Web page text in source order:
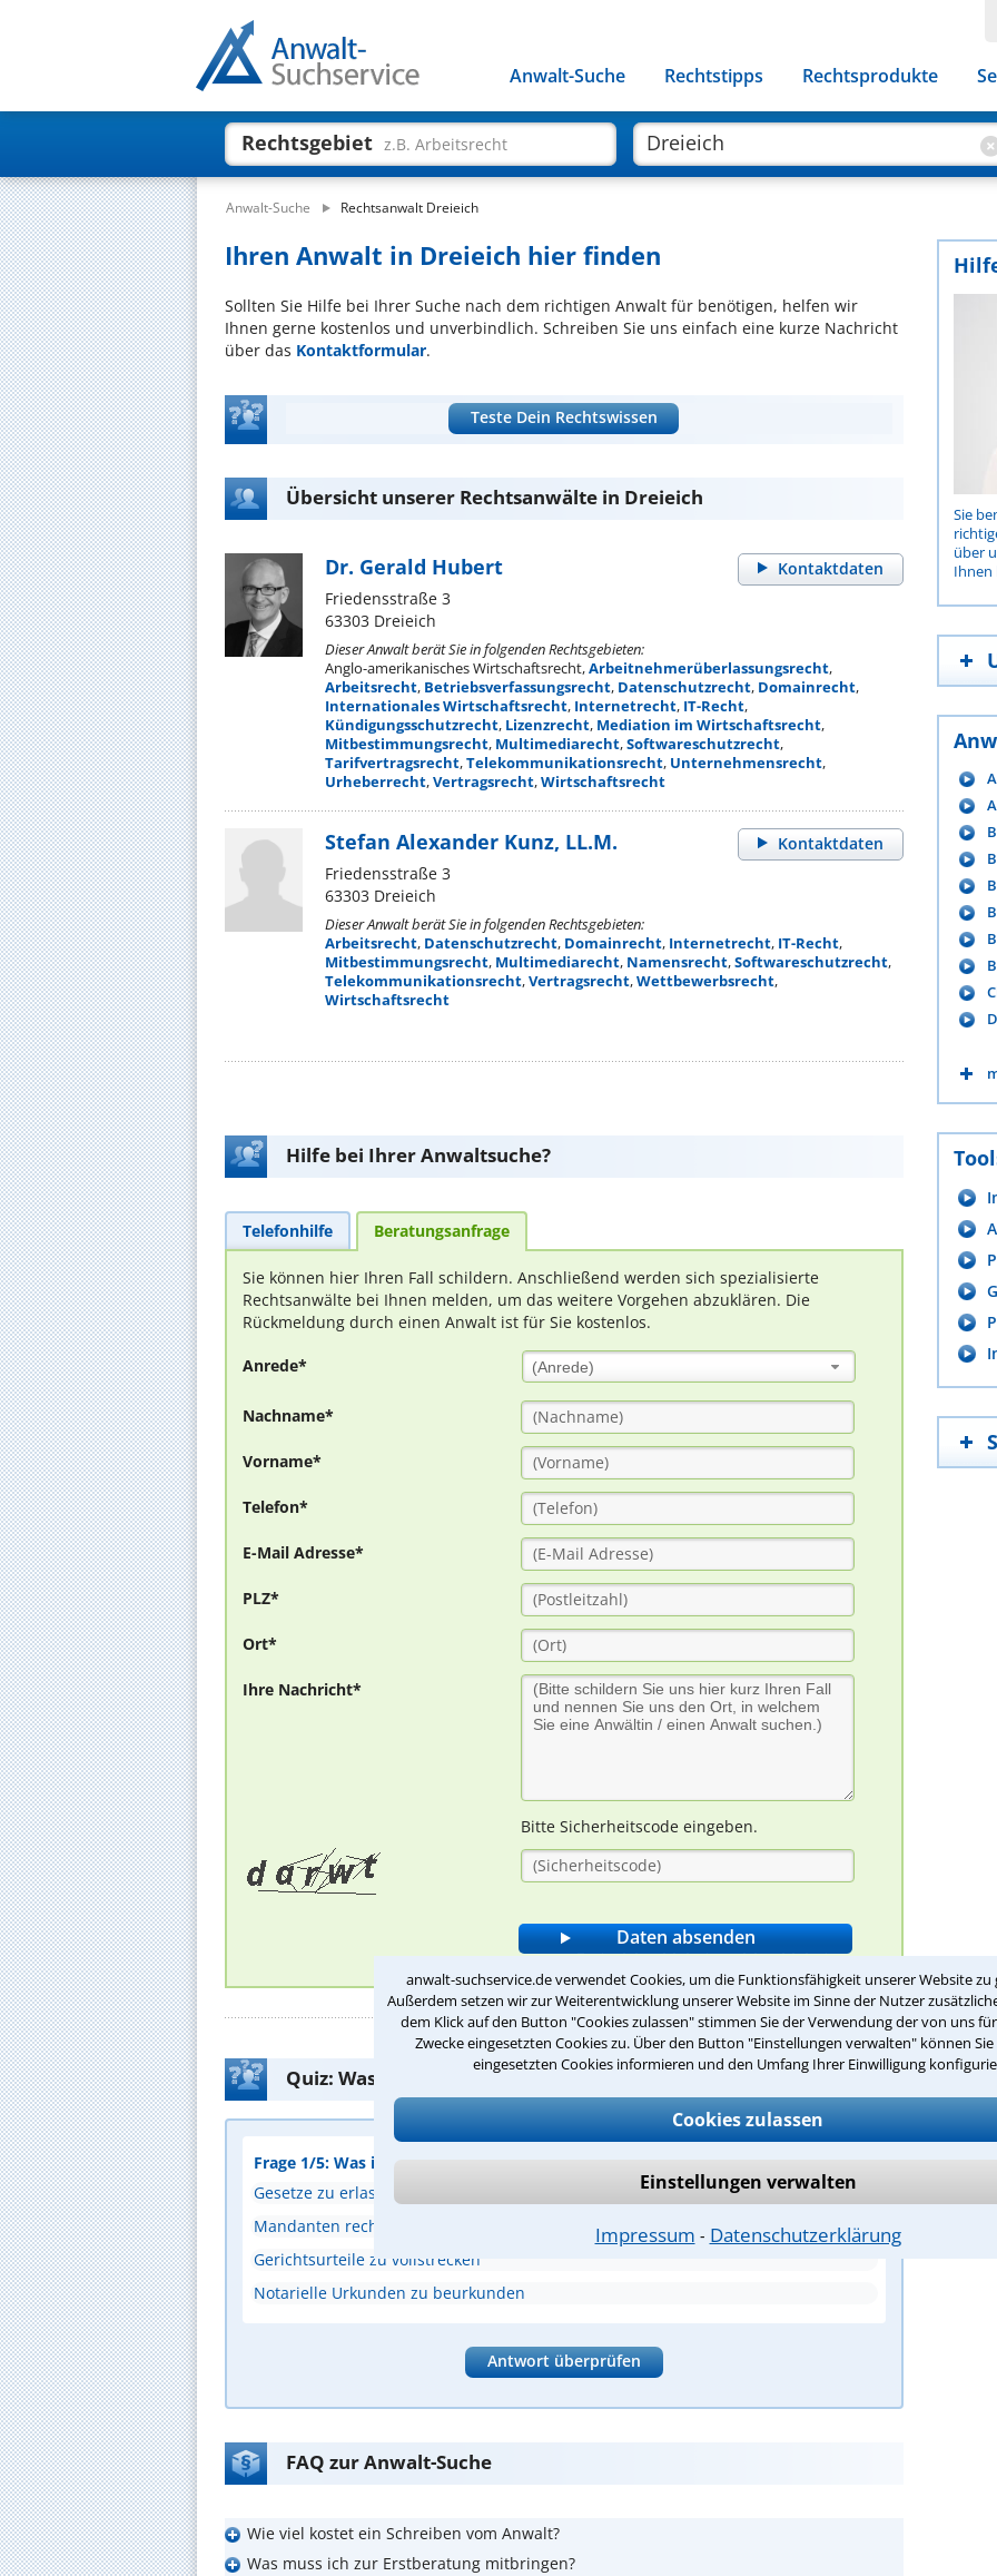
anwalt-suchservice.de verwendet Cookies, um die Funktionsfähigkeit unserer Website zu
Außerdem setzen wir zur Weiterentwicklung unserer Website im Sinne der Nutzer
dem Klick auf den Button "Cookies zulassen" stimmen Sie der Verwendung der von uns
Zwecke eingesetzten Cookies zu. Über den Button "Einstellungen verwalten" können
eingesetzten Cookies informieren und den Umfang Ihrer Einwilligung
Cookies zulassen
Einstellungen verwalten
Impressum ⁃ Datenschutzerklärung
Anwalt-Suche Rechtstipps Rechtsprodukte
Rechtsgebiet z.B. Arbeitsrecht
Anwalt-Suche Rechtsanwalt Dreieich
Ihren Anwalt in Dreieich hier finden
Sollten Sie Hilfe bei Ihrer Suche nach dem richtigen Anwalt für benötigen, helfen wir
Ihnen gerne kostenlos und unverbindlich. Schreiben Sie uns einfach eine kurze Nachricht
über das Kontaktformular.
Teste Dein Rechtswissen
Übersicht unserer Rechtsanwälte in Dreieich
Kontaktdaten
Dr. Gerald Hubert
Friedensstraße 3
63303 Dreieich
Dieser Anwalt berät Sie in folgenden Rechtsgebieten:
Anglo-amerikanisches Wirtschaftsrecht,Arbeitnehmerüberlassungsrecht,
Arbeitsrecht, Betriebsverfassungsrecht, Datenschutzrecht, Domainrecht,
Internationales Wirtschaftsrecht, Internetrecht, IT-Recht,
Kündigungsschutzrecht, Lizenzrecht, Mediation im Wirtschaftsrecht,
Mitbestimmungsrecht, Multimediarecht,Softwareschutzrecht,
Tarifvertragsrecht,Telekommunikationsrecht, Unternehmensrecht,
Urheberrecht,Vertragsrecht,Wirtschaftsrecht
Kontaktdaten
Stefan Alexander Kunz, LL.M.
Friedensstraße 3
63303 Dreieich
Dieser Anwalt berät Sie in folgenden Rechtsgebieten:
Arbeitsrecht, Datenschutzrecht, Domainrecht, Internetrecht, IT-Recht,
Mitbestimmungsrecht, Multimediarecht, Namensrecht,Softwareschutzrecht,
Telekommunikationsrecht,Vertragsrecht,Wettbewerbsrecht,
Wirtschaftsrecht
Hilfe bei Ihrer Anwaltsuche?
Telefonhilfe Beratungsanfrage
Sie können hier Ihren Fall schildern. Anschließend werden sich spezialisierte
Rechtsanwälte bei Ihnen melden, um das weitere Vorgehen abzuklären. Die
Rückmeldung durch einen Anwalt ist für Sie kostenlos.
Anrede* (Anrede)
Nachname*
Vorname*
Telefon*
E-Mail Adresse*
PLZ*
Ort*
Ihre Nachricht*
Bitte Sicherheitscode eingeben.
Quiz: Was weißt Du über Rechtsanwälte?
Frage 1/5: Was ist eine zentrale Aufgabe eines Rechtsanwalts?
Gesetze zu erlassen
Mandanten rechtlich zu beraten und zu vertreten
Gerichtsurteile zu vollstrecken
Notarielle Urkunden zu beurkunden
Antwort überprüfen
FAQ zur Anwalt-Suche
Wie viel kostet ein Schreiben vom Anwalt?
Was muss ich zur Erstberatung mitbringen?
Sie
über
Ihnen